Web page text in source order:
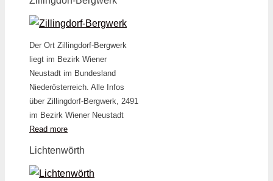
Der Ort Zillingdorf-Bergwerk
liegt im Bezirk Wiener
Neustadt im Bundesland
Niederösterreich. Alle Infos
über Zillingdorf-Bergwerk, 2491
im Bezirk Wiener Neustadt
Read more
Lichtenwörth